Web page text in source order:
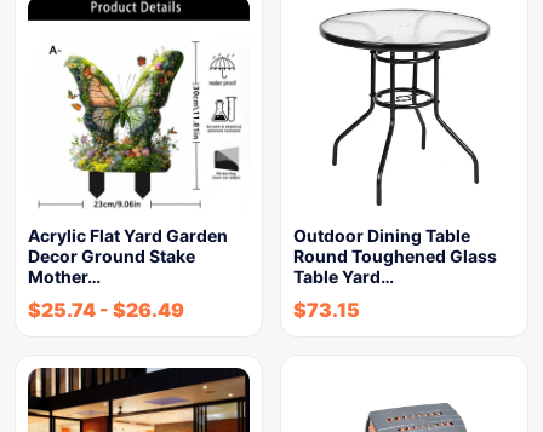
Acrylic Flat Yard Garden
Decor Ground Stake
Mother…
$25.74 - $26.49
Outdoor Dining Table
Round Toughened Glass
Table Yard…
$73.15